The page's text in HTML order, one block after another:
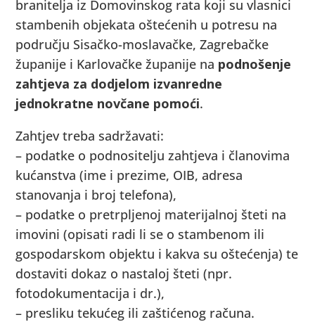
branitelja iz Domovinskog rata koji su vlasnici
stambenih objekata oštećenih u potresu na
području Sisačko-moslavačke, Zagrebačke
županije i Karlovačke županije na podnošenje
zahtjeva za dodjelom izvanredne
jednokratne novčane pomoći.
Zahtjev treba sadržavati:
– podatke o podnositelju zahtjeva i članovima
kućanstva (ime i prezime, OIB, adresa
stanovanja i broj telefona),
– podatke o pretrpljenoj materijalnoj šteti na
imovini (opisati radi li se o stambenom ili
gospodarskom objektu i kakva su oštećenja) te
dostaviti dokaz o nastaloj šteti (npr.
fotodokumentacija i dr.),
– presliku tekućeg ili zaštićenog računa.